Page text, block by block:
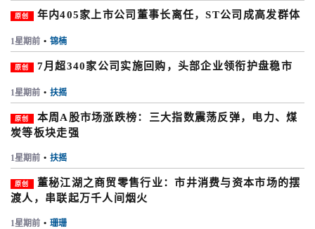
原创 年内405家上市公司董事长离任，ST公司成高发群体
1星期前 • 锦楠
原创 7月超340家公司实施回购，头部企业领衔护盘稳市
1星期前 • 扶摇
原创
本周A股市场涨跌榜：三大指数震荡反弹，电力、煤
炭等板块走强
1星期前 • 扶摇
原创
董秘江湖之商贸零售行业：市井消费与资本市场的摆
渡人，串联起万千人间烟火
1星期前 • 珊珊